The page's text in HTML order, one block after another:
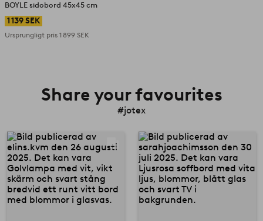
BOYLE sidobord 45x45 cm
1 139 SEK
Ursprungligt pris 1 899 SEK
Share your favourites
#jotex